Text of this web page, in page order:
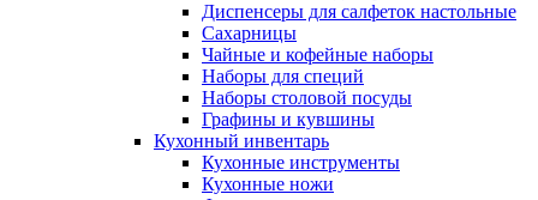
Диспенсеры для салфеток настольные
Сахарницы
Чайные и кофейные наборы
Наборы для специй
Наборы столовой посуды
Графины и кувшины
Кухонный инвентарь
Кухонные инструменты
Кухонные ножи